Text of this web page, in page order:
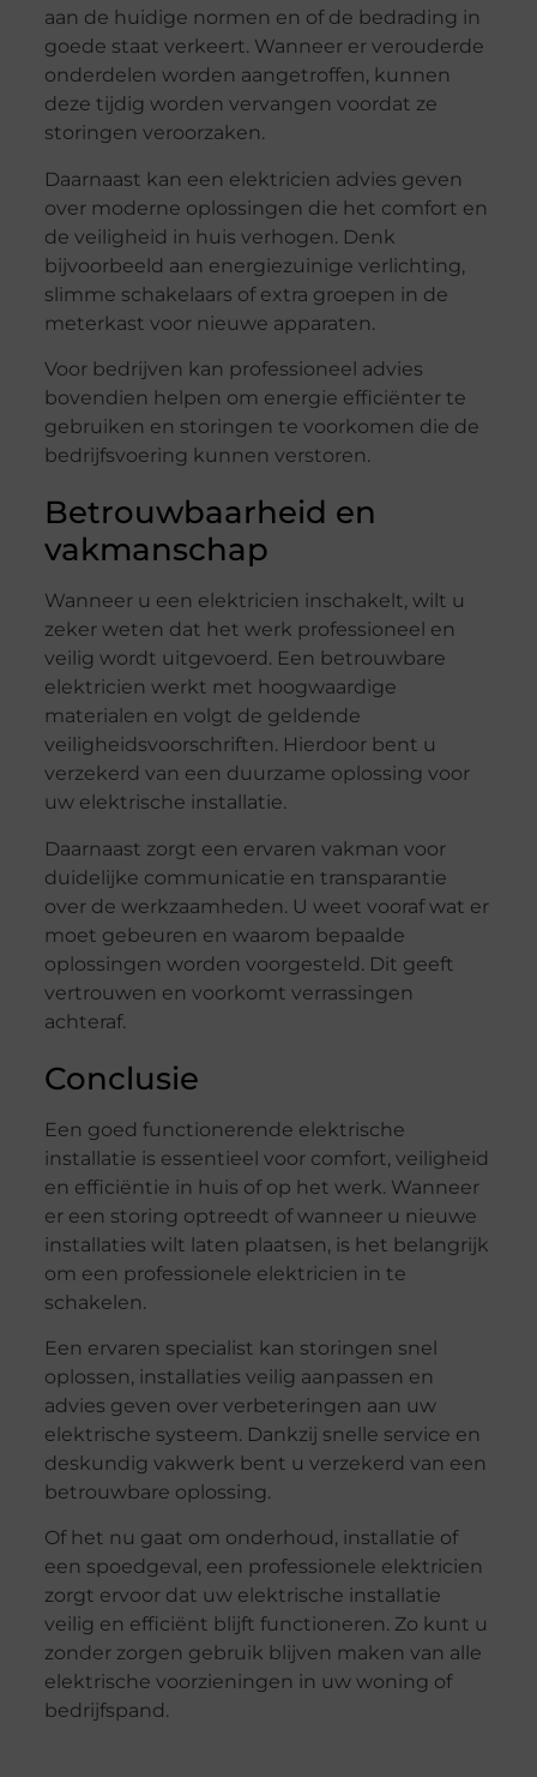
aan de huidige normen en of de bedrading in
goede staat verkeert. Wanneer er verouderde
onderdelen worden aangetroffen, kunnen
deze tijdig worden vervangen voordat ze
storingen veroorzaken.
Daarnaast kan een elektricien advies geven
over moderne oplossingen die het comfort en
de veiligheid in huis verhogen. Denk
bijvoorbeeld aan energiezuinige verlichting,
slimme schakelaars of extra groepen in de
meterkast voor nieuwe apparaten.
Voor bedrijven kan professioneel advies
bovendien helpen om energie efficiënter te
gebruiken en storingen te voorkomen die de
bedrijfsvoering kunnen verstoren.
Betrouwbaarheid en
vakmanschap
Wanneer u een elektricien inschakelt, wilt u
zeker weten dat het werk professioneel en
veilig wordt uitgevoerd. Een betrouwbare
elektricien werkt met hoogwaardige
materialen en volgt de geldende
veiligheidsvoorschriften. Hierdoor bent u
verzekerd van een duurzame oplossing voor
uw elektrische installatie.
Daarnaast zorgt een ervaren vakman voor
duidelijke communicatie en transparantie
over de werkzaamheden. U weet vooraf wat er
moet gebeuren en waarom bepaalde
oplossingen worden voorgesteld. Dit geeft
vertrouwen en voorkomt verrassingen
achteraf.
Conclusie
Een goed functionerende elektrische
installatie is essentieel voor comfort, veiligheid
en efficiëntie in huis of op het werk. Wanneer
er een storing optreedt of wanneer u nieuwe
installaties wilt laten plaatsen, is het belangrijk
om een professionele elektricien in te
schakelen.
Een ervaren specialist kan storingen snel
oplossen, installaties veilig aanpassen en
advies geven over verbeteringen aan uw
elektrische systeem. Dankzij snelle service en
deskundig vakwerk bent u verzekerd van een
betrouwbare oplossing.
Of het nu gaat om onderhoud, installatie of
een spoedgeval, een professionele elektricien
zorgt ervoor dat uw elektrische installatie
veilig en efficiënt blijft functioneren. Zo kunt u
zonder zorgen gebruik blijven maken van alle
elektrische voorzieningen in uw woning of
bedrijfspand.